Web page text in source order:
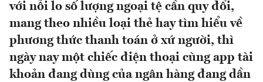
với nỗi lo số lượng ngoại tệ cần quy đổi,
mang theo nhiều loại thẻ hay tìm hiểu về
phương thức thanh toán ở xứ người, thì
ngày nay một chiếc điện thoại cùng app tài
khoản đang dùng của ngân hàng đang dần